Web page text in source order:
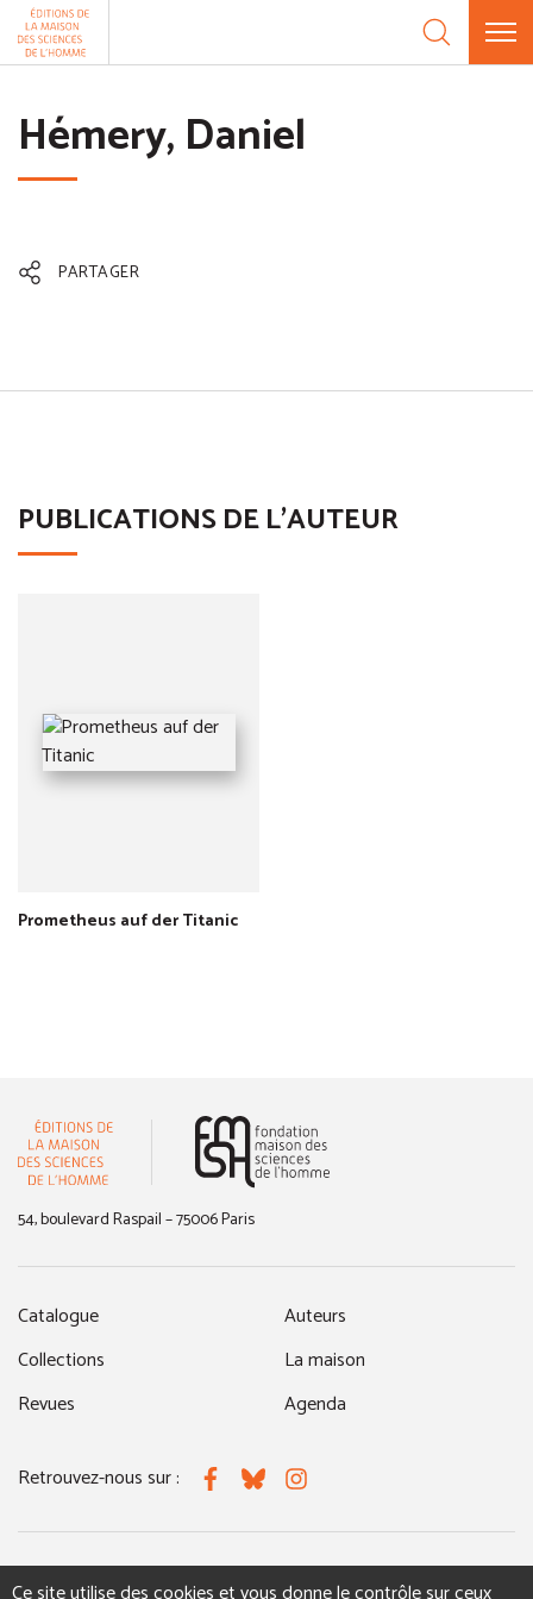
Aller au contenu
Hémery, Daniel
PARTAGER
PUBLICATIONS DE L'AUTEUR
Prometheus auf der Titanic
54, boulevard Raspail – 75006 Paris
Catalogue
Collections
Revues
Auteurs
La maison
Agenda
Retrouvez-nous sur : FacebookBlueskyInstagram
Panneau de gestion des cookies